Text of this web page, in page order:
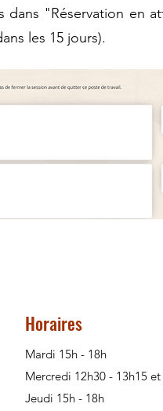
dans "Réservation en
les 15 jours).
Horaires
Mardi 15h - 18h
Mercredi 12h30 - 13h15
Jeudi 15h - 18h